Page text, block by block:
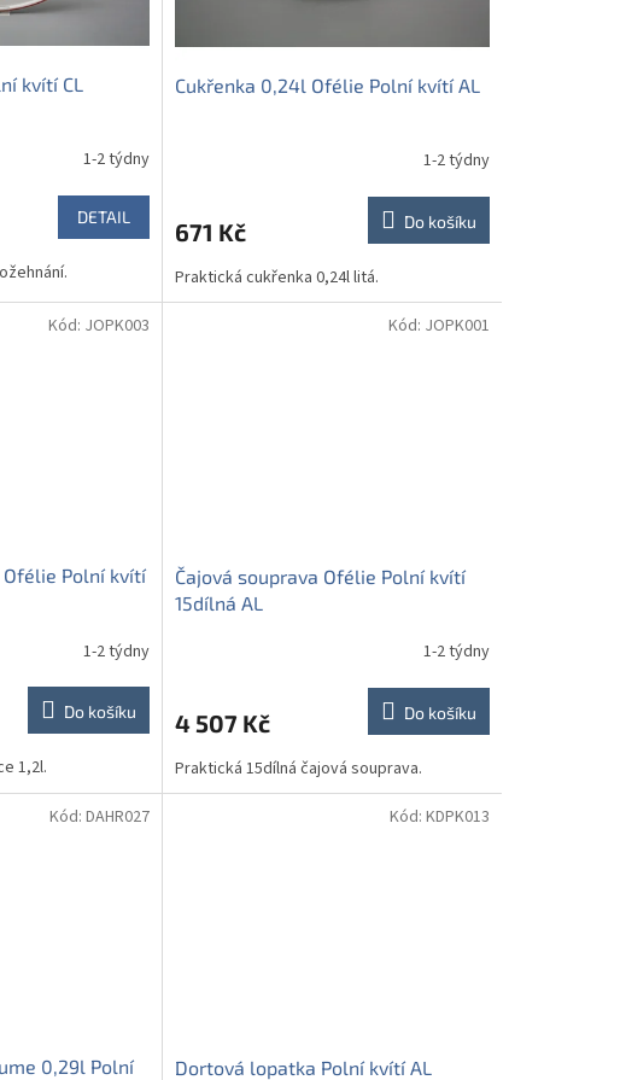
kvítí CL
1-2 týdny
DETAIL
Cukřenka 0,24l Ofélie Polní kvítí AL
1-2 týdny
671 Kč Do košíku
Praktická cukřenka 0,24l litá.
Ofélie Polní kvítí
1-2 týdny
Do košíku
1,2l.
Kód: JOPK003
Čajová souprava Ofélie Polní kvítí
15dílná AL
1-2 týdny
4 507 Kč Do košíku
Praktická 15dílná čajová souprava.
Kód: JOPK001
0,29l Polní
Kód: DAHR027
Dortová lopatka Polní kvítí AL
Kód: KDPK013